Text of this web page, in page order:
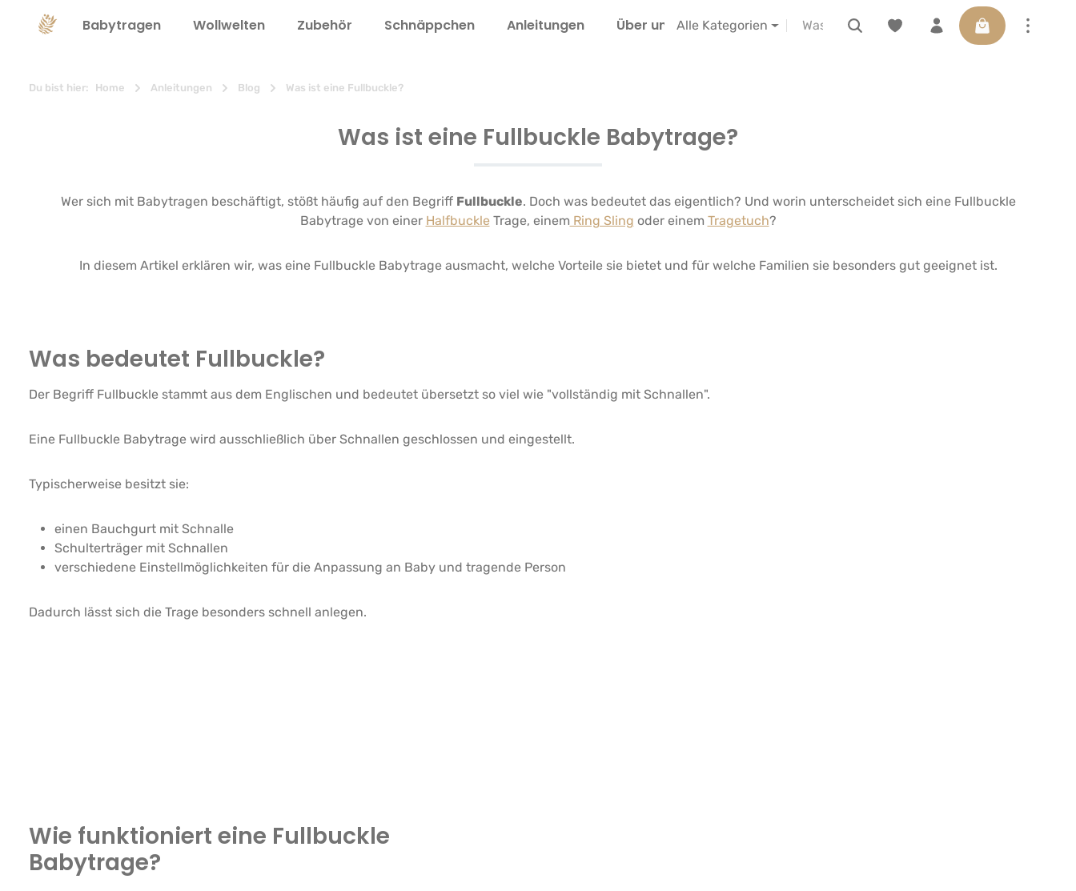
Zur Hauptnavigation springen
Babytragen Wollwelten Zubehör Schnäppchen Anleitungen Über uns LELIBA vor Ort erleben Gutscheine
Alle Kategorien
Warenkorb
Du bist hier: Home Anleitungen Blog Was ist eine Fullbuckle?
Was ist eine Fullbuckle Babytrage?
Wer sich mit Babytragen beschäftigt, stößt häufig auf den Begriff Fullbuckle. Doch was bedeutet das eigentlich? Und worin unterscheidet sich eine Fullbuckle
Babytrage von einer HalfbuckleTrage, einem Ring Sling oder einem Tragetuch?
In diesem Artikel erklären wir, was eine Fullbuckle Babytrage ausmacht, welche Vorteile sie bietet und für welche Familien sie besonders gut geeignet ist.
Was bedeutet Fullbuckle?
Der Begriff Fullbuckle stammt aus dem Englischen und bedeutet übersetzt so viel wie "vollständig mit Schnallen".
Eine Fullbuckle Babytrage wird ausschließlich über Schnallen geschlossen und eingestellt.
Typischerweise besitzt sie:
einen Bauchgurt mit Schnalle
Schulterträger mit Schnallen
verschiedene Einstellmöglichkeiten für die Anpassung an Baby und tragende Person
Dadurch lässt sich die Trage besonders schnell anlegen.
Wie funktioniert eine Fullbuckle
Babytrage?